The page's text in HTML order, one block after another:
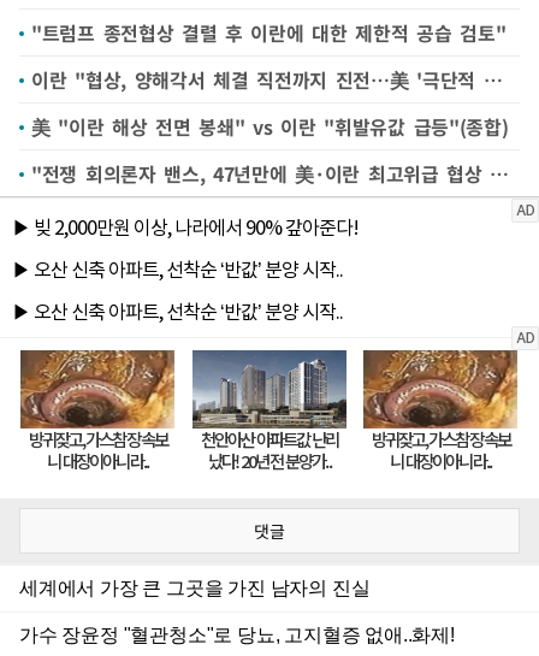
"트럼프 종전협상 결렬 후 이란에 대한 제한적 공습 검토"
이란 "협상, 양해각서 체결 직전까지 진전…美 '극단적 요구' 결렬"
美 "이란 해상 전면 봉쇄" vs 이란 "휘발유값 급등"(종합)
"전쟁 회의론자 밴스, 47년만에 美·이란 최고위급 협상 이끌었으나 실패"
댓글